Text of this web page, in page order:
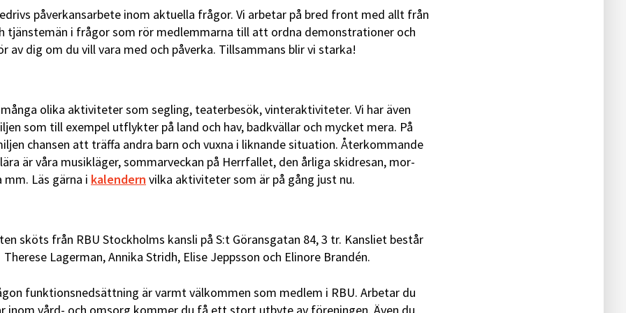
påverkansarbete inom aktuella frågor. Vi arbetar på bred front med allt från
tjänstemän i frågor som rör medlemmarna till att ordna demonstrationer och
av dig om du vill vara med och påverka. Tillsammans blir vi starka!
olika aktiviteter som segling, teaterbesök, vinteraktiviteter. Vi har även
som till exempel utflykter på land och hav, badkvällar och mycket mera. På
chansen att träffa andra barn och vuxna i liknande situation. Återkommande
är våra musikläger, sommarveckan på Herrfallet, den årliga skidresan, mor-
Läs gärna i kalendern vilka aktiviteter som är på gång just nu.
sköts från RBU Stockholms kansli på S:t Göransgatan 84, 3 tr. Kansliet består
Lagerman, Annika Stridh, Elise Jeppsson och Elinore Brandén.
funktionsnedsättning är varmt välkommen som medlem i RBU. Arbetar du